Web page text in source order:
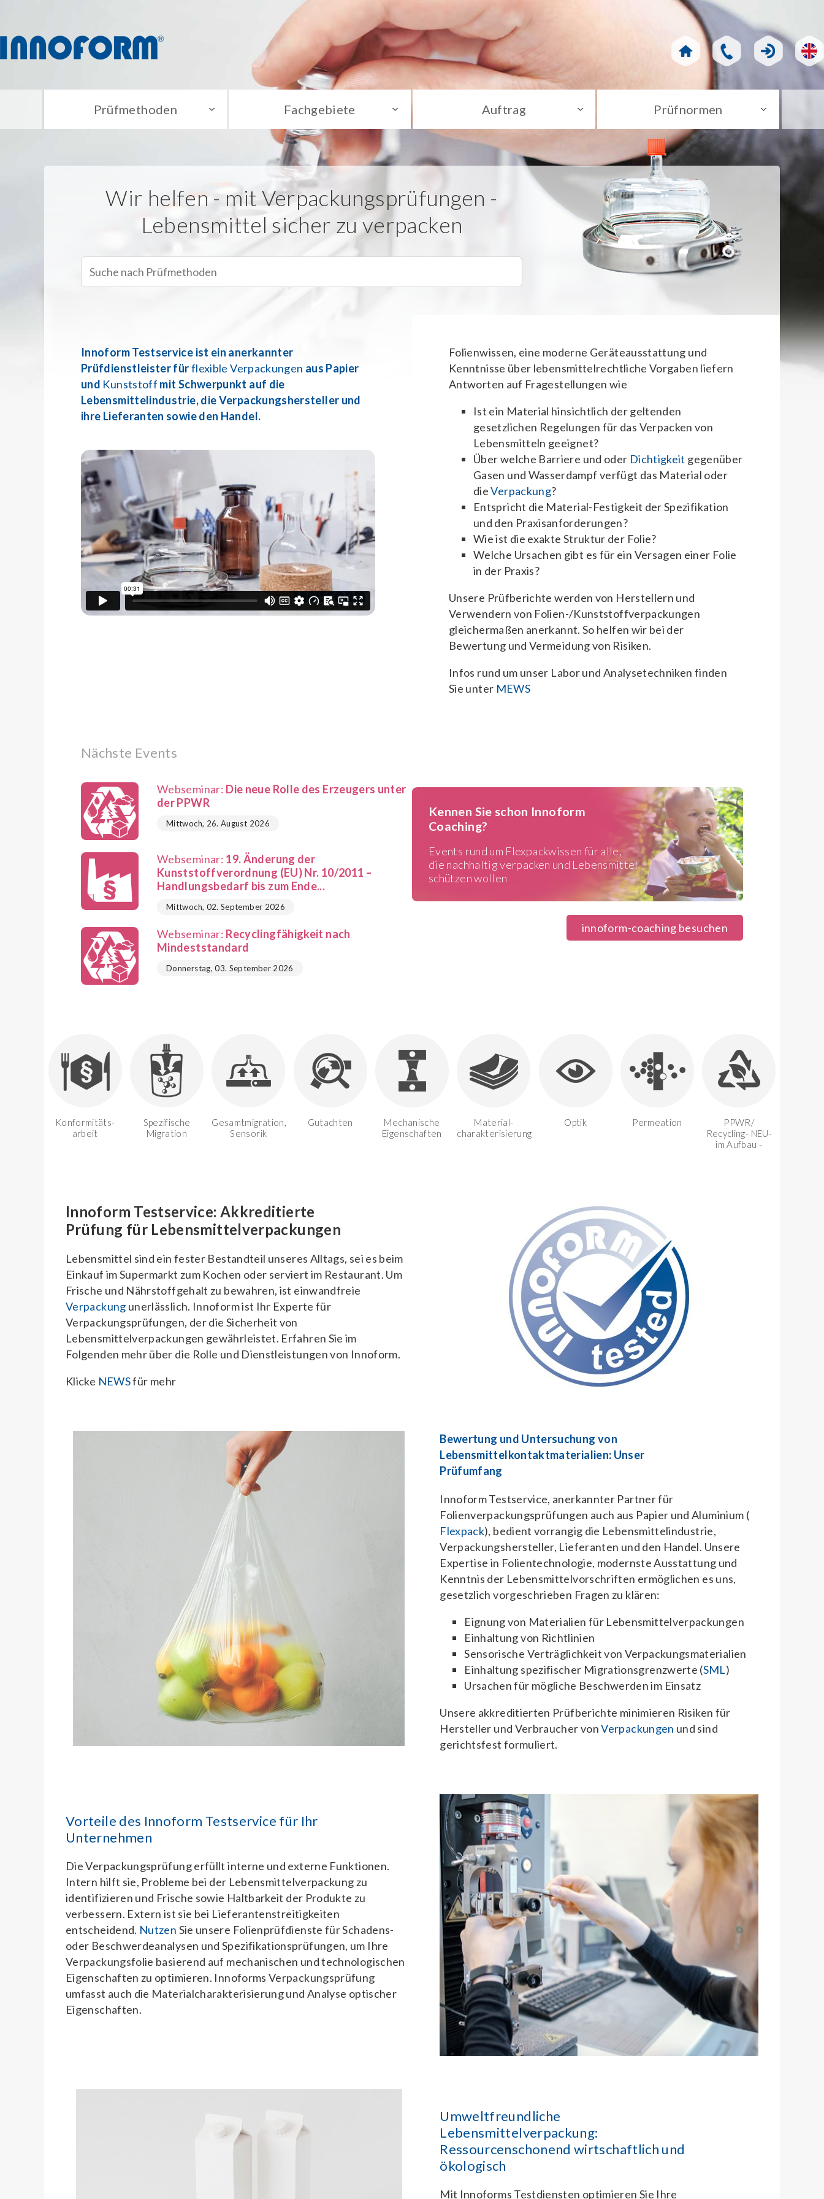
Prüfmethoden Fachgebiete Auftrag Prüfnormen
Wir helfen - mit Verpackungsprüfungen -
Lebensmittel sicher zu verpacken
Innoform Testservice ist ein anerkannter
Prüfdienstleister fürflexible Verpackungen aus Papier
und Kunststoff mit Schwerpunkt auf die
Lebensmittelindustrie, die Verpackungshersteller und
ihre Lieferanten sowie den Handel.
Folienwissen, eine moderne Geräteausstattung und
Kenntnisse über lebensmittelrechtliche Vorgaben liefern
Antworten auf Fragestellungen wie
Ist ein Material hinsichtlich der geltenden
gesetzlichen Regelungen für das Verpacken von
Lebensmitteln geeignet?
Über welche Barriere und oder Dichtigkeit gegenüber
Gasen und Wasserdampf verfügt das Material oder
dieVerpackung?
Entspricht die Material-Festigkeit der Spezifikation
und den Praxisanforderungen?
Wie ist die exakte Struktur der Folie?
Welche Ursachen gibt es für ein Versagen einer Folie
in der Praxis?
Unsere Prüfberichte werden von Herstellern und
Verwendern von Folien-/Kunststoffverpackungen
gleichermaßen anerkannt. So helfen wir bei der
Bewertung und Vermeidung von Risiken.
Infos rund um unser Labor und Analysetechniken finden
Sie unter MEWS
Nächste Events
Webseminar: Die neue Rolle des Erzeugers unter
der PPWR
Mittwoch, 26. August 2026
Webseminar: 19. Änderung der
Kunststoffverordnung (EU) Nr. 10/2011 –
Handlungsbedarf bis zum Ende...
Mittwoch, 02. September 2026
Webseminar: Recyclingfähigkeit nach
Mindeststandard
Donnerstag, 03. September 2026
Kennen Sie schon Innoform
Coaching?
Events rund um Flexpackwissen für alle,
die nachhaltig verpacken und Lebensmittel
schützen wollen
innoform-coaching besuchen
Konformitäts-
arbeit
Spezifische
Migration
Gesamtmigration,
Sensorik
Gutachten
Mechanische
Eigenschaften
Material-
charakterisierung
Optik Permeation
PPWR/
Recycling- NEU-
im Aufbau -
Innoform Testservice: Akkreditierte
Prüfung für Lebensmittelverpackungen
Lebensmittel sind ein fester Bestandteil unseres Alltags, sei es beim
Einkauf im Supermarkt zum Kochen oder serviert im Restaurant. Um
Frische und Nährstoffgehalt zu bewahren, ist einwandfreie
Verpackung unerlässlich. Innoform ist Ihr Experte für
Verpackungsprüfungen, der die Sicherheit von
Lebensmittelverpackungen gewährleistet. Erfahren Sie im
Folgenden mehr über die Rolle und Dienstleistungen von Innoform.
Klicke NEWSfür mehr
Bewertung und Untersuchung von
Lebensmittelkontaktmaterialien: Unser
Prüfumfang
Innoform Testservice, anerkannter Partner für
Folienverpackungsprüfungen auch aus Papier und Aluminium (
Flexpack), bedient vorrangig die Lebensmittelindustrie,
Verpackungshersteller, Lieferanten und den Handel. Unsere
Expertise in Folientechnologie, modernste Ausstattung und
Kenntnis der Lebensmittelvorschriften ermöglichen es uns,
gesetzlich vorgeschrieben Fragen zu klären:
Eignung von Materialien für Lebensmittelverpackungen
Einhaltung von Richtlinien
Sensorische Verträglichkeit von Verpackungsmaterialien
Einhaltung spezifischer Migrationsgrenzwerte (SML)
Ursachen für mögliche Beschwerden im Einsatz
Unsere akkreditierten Prüfberichte minimieren Risiken für
Hersteller und Verbraucher vonVerpackungen und sind
gerichtsfest formuliert.
Vorteile des Innoform Testservice für Ihr
Unternehmen
Die Verpackungsprüfung erfüllt interne und externe Funktionen.
Intern hilft sie, Probleme bei der Lebensmittelverpackung zu
identifizieren und Frische sowie Haltbarkeit der Produkte zu
verbessern. Extern ist sie bei Lieferantenstreitigkeiten
entscheidend. Nutzen Sie unsere Folienprüfdienste für Schadens-
oder Beschwerdeanalysen und Spezifikationsprüfungen, um Ihre
Verpackungsfolie basierend auf mechanischen und technologischen
Eigenschaften zu optimieren. Innoforms Verpackungsprüfung
umfasst auch die Materialcharakterisierung und Analyse optischer
Eigenschaften.
Umweltfreundliche
Lebensmittelverpackung:
Ressourcenschonend wirtschaftlich und
ökologisch
Mit Innoforms Testdiensten optimieren Sie Ihre